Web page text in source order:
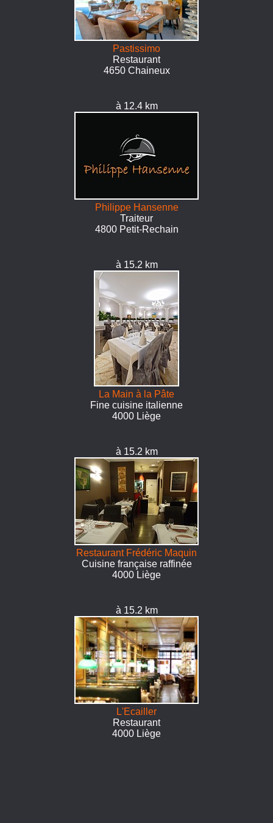
Pastissimo
Restaurant
4650 Chaineux
à 12.4 km
Philippe Hansenne
Traiteur
4800 Petit-Rechain
à 15.2 km
La Main à la Pâte
Fine cuisine italienne
4000 Liège
à 15.2 km
Restaurant Frédéric Maquin
Cuisine française raffinée
4000 Liège
à 15.2 km
L'Ecailler
Restaurant
4000 Liège